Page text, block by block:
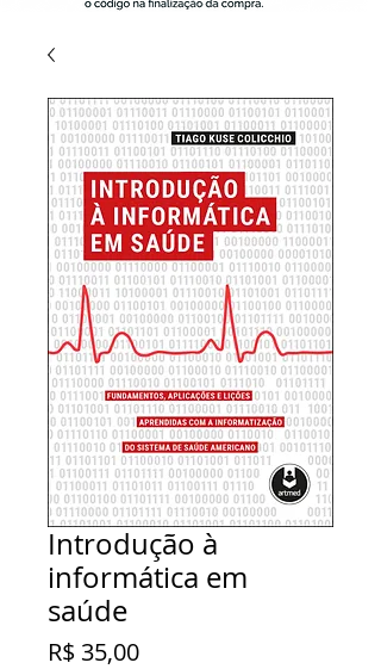
Introdução à
informática em
saúde
R$ 35,00Preço